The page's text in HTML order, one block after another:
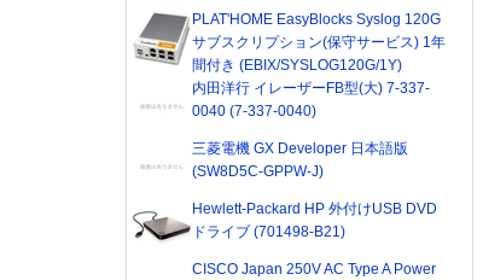
PLAT'HOME EasyBlocks Syslog 120G
サブスクリプション(保守サービス) 1年
間付き (EBIX/SYSLOG120G/1Y)
内田洋行 イレーザーFB型(大) 7-337-
0040 (7-337-0040)
三菱電機 GX Developer 日本語版
(SW8D5C-GPPW-J)
Hewlett-Packard HP 外付けUSB DVD
ドライブ (701498-B21)
CISCO Japan 250V AC Type A Power